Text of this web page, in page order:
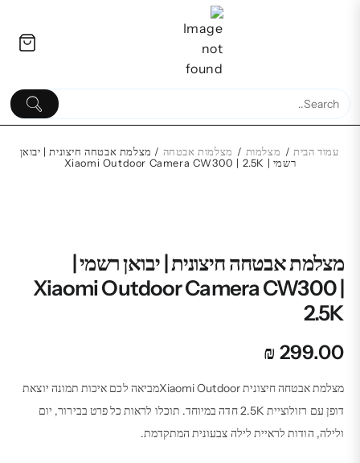
עמוד הבית/ מצלמות / מצלמות אבטחה / מצלמת אבטחה חיצונית | יבואן
רשמי | Xiaomi Outdoor Camera CW300 | 2.5K
מצלמת אבטחה חיצונית | יבואן רשמי |
Xiaomi Outdoor Camera CW300 |
2.5K
₪ 299.00
מצלמת אבטחה חיצונית Xiaomi Outdoorמביאה לכם איכות תמונה יוצאת
דופן עם רזולוציית 2.5K חדה במיוחד. תוכלו לראות כל פרט בבירור, יום
ולילה, הודות לראיית לילה צבעונית המתקדמת.